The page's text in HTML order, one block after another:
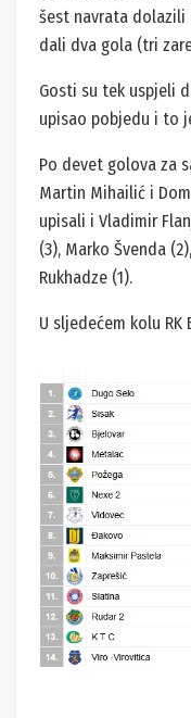
šest navrata dolazili
dali dva gola (tri
Gosti su tek uspjeli
upisao pobjedu i to
Po devet golova za
Martin Mihailić i
upisali i Vladimir
(3), Marko Švenda
Rukhadze (1).
U sljedećem kolu